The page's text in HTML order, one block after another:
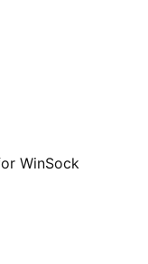
WinSock